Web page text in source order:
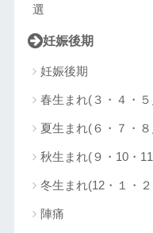
選
妊娠後期
妊娠後期
春生まれ(３・４・
夏生まれ(６・７・
秋生まれ(９・10・
冬生まれ(12・１・
陣痛